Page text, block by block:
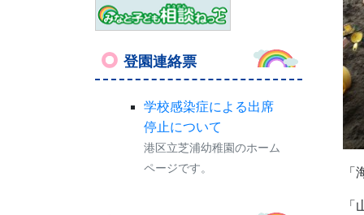
登園連絡票
学校感染症による出席
停止について
港区立芝浦幼稚園のホーム
ページです。